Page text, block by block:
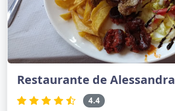
Restaurante de Alessandra
4.4